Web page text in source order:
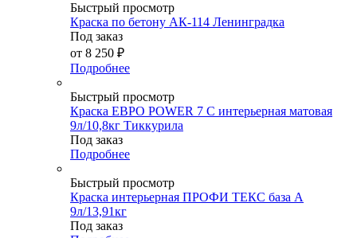
Быстрый просмотр
Краска по бетону АК-114 Ленинградка
Под заказ
от 8 250 ₽
Подробнее
Быстрый просмотр
Краска ЕВРО POWER 7 C интерьерная матовая
9л/10,8кг Тиккурила
Под заказ
Подробнее
Быстрый просмотр
Краска интерьерная ПРОФИ ТЕКС база А
9л/13,91кг
Под заказ